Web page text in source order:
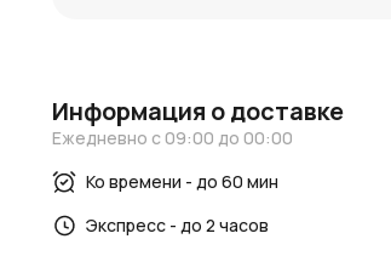
использовать при следующих
доставку.
Идея для декора:
Белое яблоко — это акцент, способный
Информация о доставке
Ежедневно с 09:00 до 00:00
Ко времени - до 60 мин
Экспресс - до 2 часов